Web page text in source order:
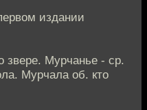
издании
звере. Мурчанье - ср.
Мурчала об. кто